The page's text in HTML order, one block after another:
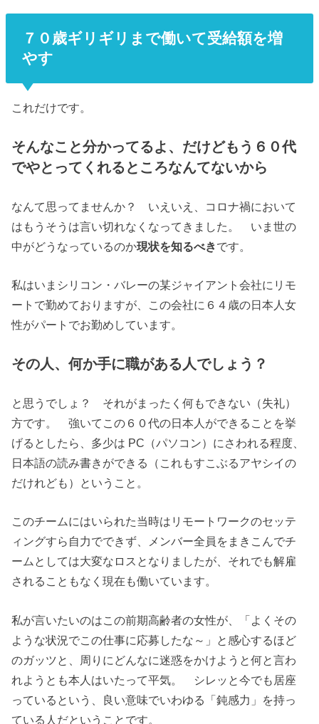
７０歳ギリギリまで働いて受給額を増
やす
これだけです。
そんなこと分かってるよ、だけどもう６０代
でやとってくれるところなんてないから
なんて思ってませんか？ いえいえ、コロナ禍において
はもうそうは言い切れなくなってきました。 いま世の
中がどうなっているのか現状を知るべきです。
私はいまシリコン・バレーの某ジャイアント会社にリモ
ートで勤めておりますが、この会社に６４歳の日本人女
性がパートでお勤めしています。
その人、何か手に職がある人でしょう？
と思うでしょ？ それがまったく何もできない（失礼）
方です。 強いてこの６０代の日本人ができることを挙
げるとしたら、多少は PC（パソコン）にさわれる程度、
日本語の読み書きができる（これもすこぶるアヤシイの
だけれども）ということ。
このチームにはいられた当時はリモートワークのセッテ
ィングすら自力でできず、メンバー全員をまきこんでチ
ームとしては大変なロスとなりましたが、それでも解雇
されることもなく現在も働いています。
私が言いたいのはこの前期高齢者の女性が、「よくその
ような状況でこの仕事に応募したな～」と感心するほど
のガッツと、周りにどんなに迷惑をかけようと何と言わ
れようとも本人はいたって平気。 シレッと今でも居座
っているという、良い意味でいわゆる「鈍感力」を持っ
ている人だということです。